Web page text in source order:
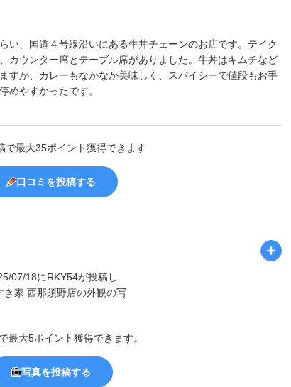
い、国道４号線沿いにある牛丼チェーンのお店です。テイク
カウンター席とテーブル席がありました。牛丼はキムチなど
すが、カレーもなかなか美味しく、スパイシーで値段もお手
めやすかったです。
で最大35ポイント獲得できます
口コミを投稿する
最大5ポイント獲得できます。
写真を投稿する